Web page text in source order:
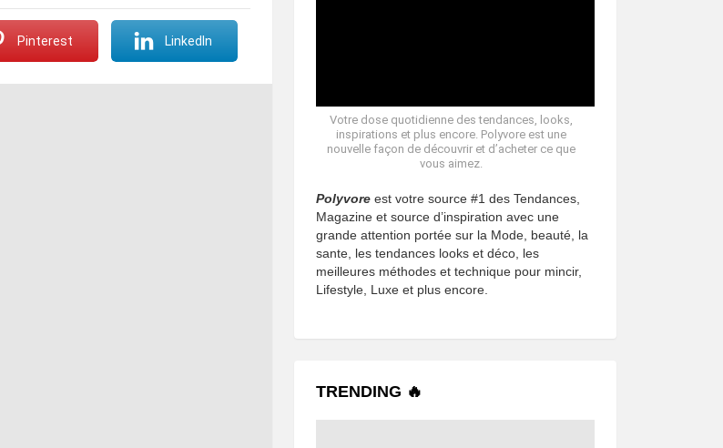
Pinterest LinkedIn
Votre dose quotidienne des tendances, looks,
inspirations et plus encore. Polyvore est une
nouvelle façon de découvrir et d’acheter ce que
vous aimez.
Polyvore est votre source #1 des Tendances,
Magazine et source d’inspiration avec une
grande attention portée sur la Mode, beauté, la
sante, les tendances looks et déco, les
meilleures méthodes et technique pour mincir,
Lifestyle, Luxe et plus encore.
TRENDING 🔥